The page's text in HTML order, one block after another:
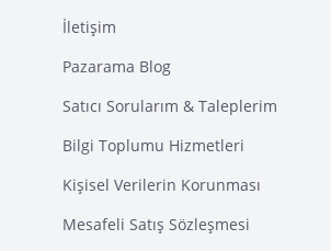
İletişim
Pazarama Blog
Satıcı Sorularım & Taleplerim
Bilgi Toplumu Hizmetleri
Kişisel Verilerin Korunması
Mesafeli Satış Sözleşmesi